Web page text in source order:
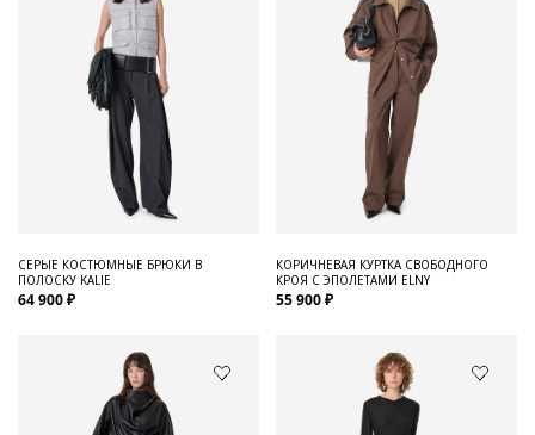
СЕРЫЕ КОСТЮМНЫЕ БРЮКИ В
ПОЛОСКУ KALIE
64 900 ₽
КОРИЧНЕВАЯ КУРТКА СВОБОДНОГО
КРОЯ С ЭПОЛЕТАМИ ELNY
55 900 ₽